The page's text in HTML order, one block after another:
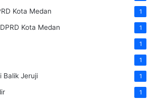
Kota Medan 1
Kota Medan 1
1
1
Balik Jeruji 1
1